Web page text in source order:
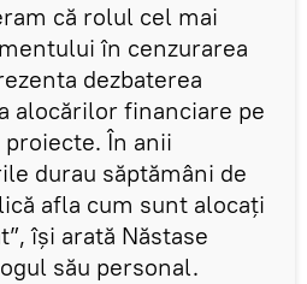
că rolul cel mai
în cenzurarea
dezbaterea
alocărilor financiare pe
În anii
durau săptămâni de
afla cum sunt alocați
își arată Năstase
său personal.